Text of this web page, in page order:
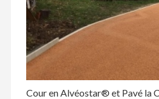
Cour en Alvéostar® et Pavé la